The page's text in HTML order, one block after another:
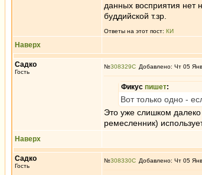
данных восприятия нет
буддийской т.зр.
Ответы на этот пост: КИ
Наверх
Садко
Гость
№308329 Добавлено: Чт 05
Фикус пишет:
Вот только одно -
Это уже слишком
ремесленник)
Наверх
Садко
Гость
№308330 Добавлено: Чт 05